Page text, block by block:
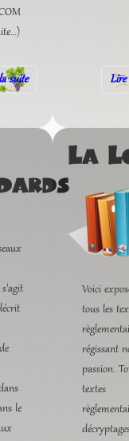
suite Lire
le
La
Voici
tous les
régissant
passion.
textes